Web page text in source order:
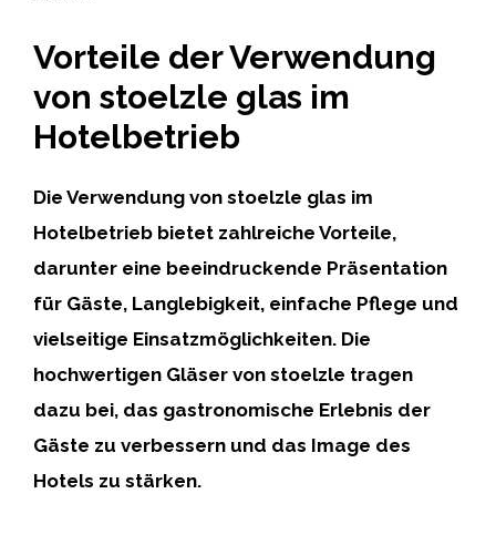
Vorteile der Verwendung
von stoelzle glas im
Hotelbetrieb
Die Verwendung von stoelzle glas im
Hotelbetrieb bietet zahlreiche Vorteile,
darunter eine beeindruckende Präsentation
für Gäste, Langlebigkeit, einfache Pflege und
vielseitige Einsatzmöglichkeiten. Die
hochwertigen Gläser von stoelzle tragen
dazu bei, das gastronomische Erlebnis der
Gäste zu verbessern und das Image des
Hotels zu stärken.